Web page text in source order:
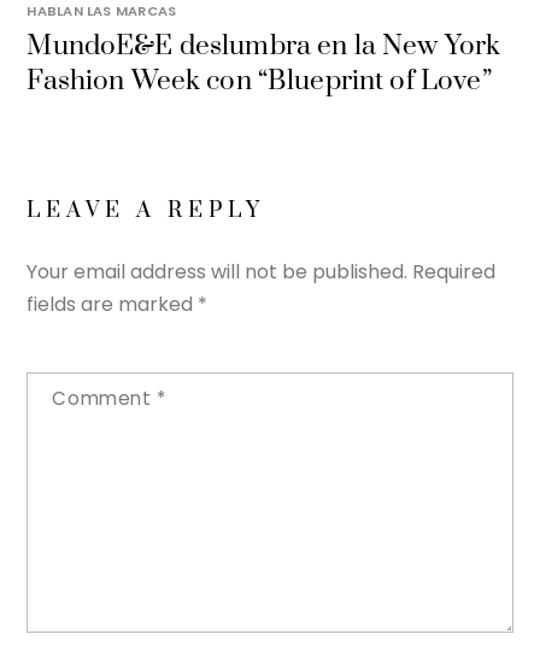
HABLAN LAS MARCAS
MundoE&E deslumbra en la New York
Fashion Week con “Blueprint of Love”
LEAVE A REPLY
Your email address will not be published. Required
fields are marked *
Comment *